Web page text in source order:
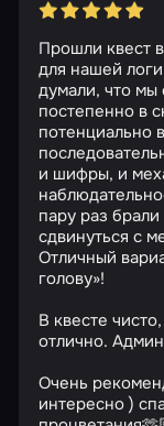
Прошли квест
для нашей
думали, что мы
постепенно в
потенциально
и шифры, и
пару раз
сдвинуться с
Отличный
голову»!
В квесте
отлично.
Очень
интересно )